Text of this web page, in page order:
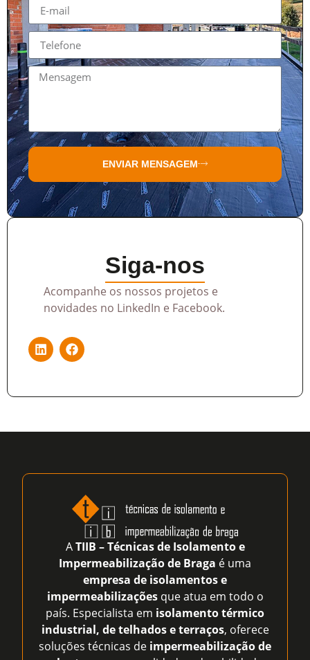
ENVIAR MENSAGEM
Siga-nos
Acompanhe os nossos projetos e
novidades no LinkedIn e Facebook.
ATIIB – Técnicas de Isolamento e
Impermeabilização de Braga é uma
empresa de isolamentos e
impermeabilizaçõesque atua em todo o
país. Especialista em isolamento térmico
industrial, de telhados e terraços, oferece
soluções técnicas de impermeabilização de